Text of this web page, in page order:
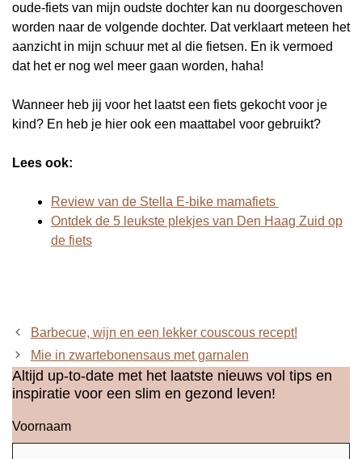
oude-fiets van mijn oudste dochter kan nu doorgeschoven
worden naar de volgende dochter. Dat verklaart meteen het
aanzicht in mijn schuur met al die fietsen. En ik vermoed
dat het er nog wel meer gaan worden, haha!
Wanneer heb jij voor het laatst een fiets gekocht voor je
kind? En heb je hier ook een maattabel voor gebruikt?
Lees ook:
Review van de Stella E-bike mamafiets
Ontdek de 5 leukste plekjes van Den Haag Zuid op
de fiets
Barbecue, wijn en een lekker couscous recept!
Mie in zwartebonensaus met garnalen
Altijd up-to-date met het laatste nieuws vol tips en
inspiratie voor een slim en gezond leven!
Voornaam